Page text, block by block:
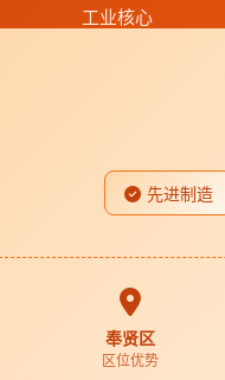
工业核心
先进制造
奉贤区
区位优势